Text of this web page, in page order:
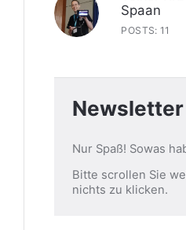
Spaan
POSTS: 11
Newsletter
Nur Spaß! Sowas
Bitte scrollen Sie
nichts zu klicken.